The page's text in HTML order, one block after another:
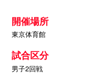
開催場所
東京体育館
試合区分
男子2回戦